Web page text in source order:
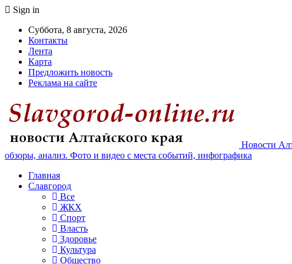
Sign in
Суббота, 8 августа, 2026
Контакты
Лента
Карта
Предложить новость
Реклама на сайте
Новости
обзоры, анализ. Фото и видео с места событий, инфографика
Главная
Славгород
Все
ЖКХ
Спорт
Власть
Здоровье
Культура
Общество